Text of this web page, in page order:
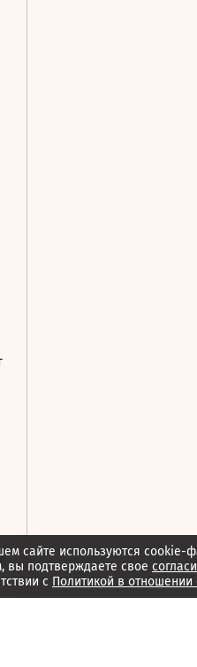
сайте используются cookie-
вы подтверждаете свое
с Политикой в